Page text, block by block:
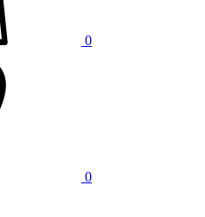
0
0